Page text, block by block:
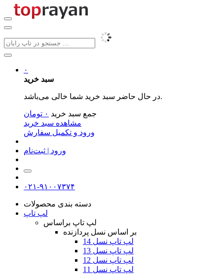
۰
سبد خرید
در حال حاضر سبد خرید شما خالی می‌باشد.
جمع سبد خرید ۰ تومان
مشاهده سبد خرید
ورود و تکمیل سفارش
ورود | ثبت‌نام
۰۲۱-۹۱۰۰۷۳۷۴
دسته بندی محصولات
لپ تاپ
لپ تاپ براساس
بر اساس نسل پردازنده
لپ تاپ نسل 14
لپ تاپ نسل 13
لپ تاپ نسل 12
لپ تاپ نسل 11